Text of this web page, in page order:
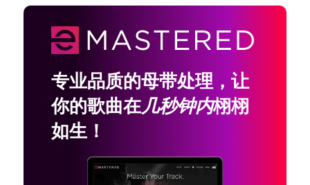
专业品质的母带处理，让
你的歌曲在几秒钟内栩栩
如生！